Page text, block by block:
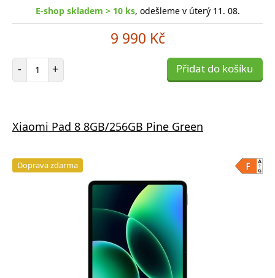
E-shop skladem > 10 ks, odešleme v úterý 11. 08.
9 990 Kč
- Počet položek
+ Přidat do košíku
Xiaomi Pad 8 8GB/256GB Pine Green
Doprava zdarma